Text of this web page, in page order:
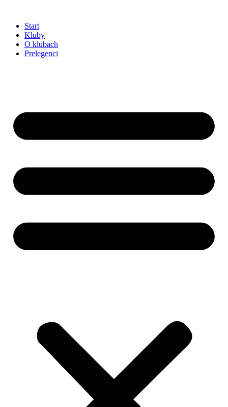
treści
Start
Kluby
O klubach
Prelegenci